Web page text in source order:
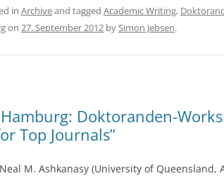
ar
e
in Archiveand tagged Academic Writing,
on 27. September 2012 bySimon Jebsen.
Doktoranden-
Top Journals”
M. Ashkanasy (University of Queensland,